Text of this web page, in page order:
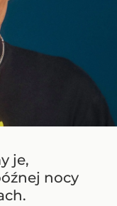
je,
nocy